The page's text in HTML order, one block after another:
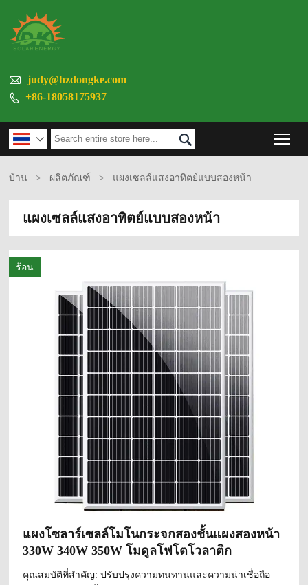
 judy@hzdongke.com
 +86-18058175937
 
บ้าน > ผลิตภัณฑ์ > แผงเซลล์แสงอาทิตย์แบบสองหน้า
แผงเซลล์แสงอาทิตย์แบบสองหน้า
ร้อน
แผงโซลาร์เซลล์โมโนกระจกสองชั้นแผงสองหน้า
330W 340W 350W โมดูลโฟโตโวลาติก
คุณสมบัติที่สำคัญ: ปรับปรุงความทนทานและความน่าเชื่อถือ